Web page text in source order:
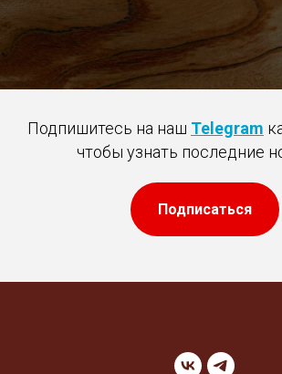
Подпишитесь на наш Telegram
чтобы узнать последние
Подписаться